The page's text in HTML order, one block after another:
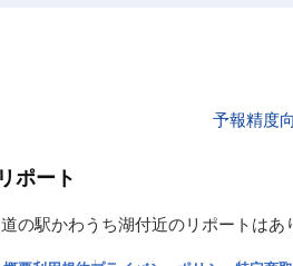
予報精度
ポート
道の駅かわうち湖付近のリポートはあ